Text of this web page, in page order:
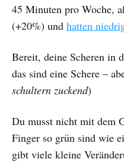
45 Minuten pro Woche,
(+20%) und hatten
Bereit, deine Scheren in
das sind eine Schere –
schultern zuckend)
Du musst nicht mit dem
Finger so grün sind wie
gibt viele kleine